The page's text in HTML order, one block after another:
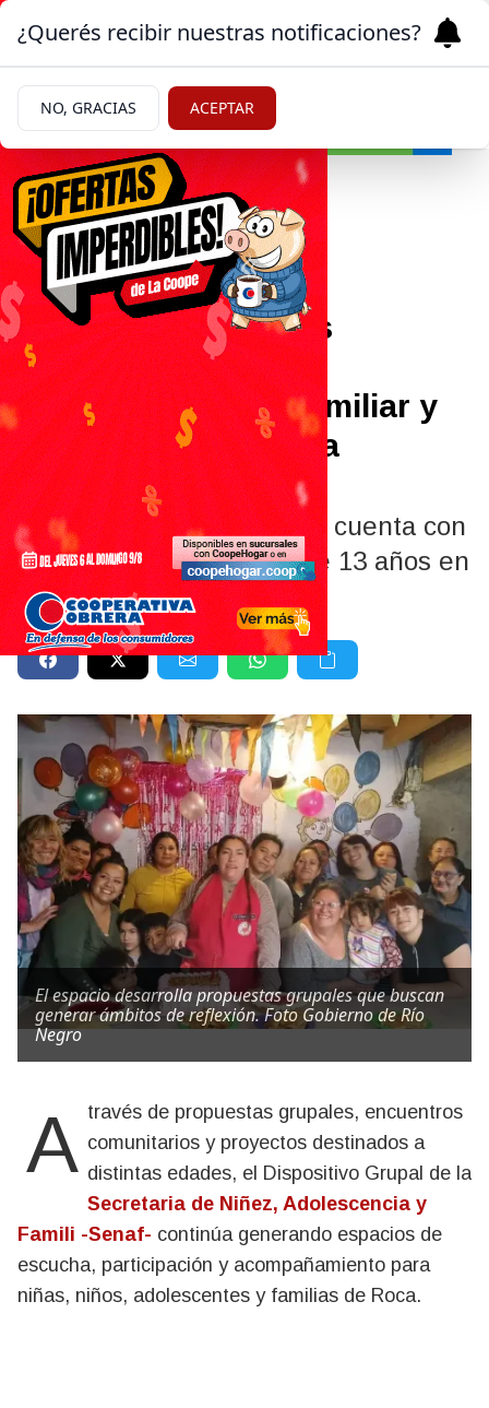
Actualidad
02/06/2026
Senaf consolida sus
espacios de
acompañamiento familiar y
comunitario en Roca
Se trata del programa de
Fortalecimiento Familiar y cuenta con
una trayectoria de más de 13 años en
la comunidad.
El espacio desarrolla propuestas grupales que buscan
generar ámbitos de reflexión. Foto Gobierno de Río
Negro
A través de propuestas grupales, encuentros comunitarios y proyectos destinados a
distintas edades, el Dispositivo Grupal de la
Secretaria de Niñez, Adolescencia y
Famili -Senaf- continúa generando espacios de
escucha, participación y acompañamiento para
niñas, niños, adolescentes y familias de Roca.
¿Querés recibir nuestras notificaciones?
NO, GRACIAS ACEPTAR